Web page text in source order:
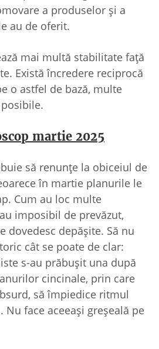
a produselor și a
au de oferit.
mai multă stabilitate față
Există încredere reciprocă
o astfel de bază, multe
martie 2025
să renunțe la obiceiul de
în martie planurile le
Cum au loc multe
imposibil de prevăzut,
dovedesc depășite. Să nu
cât se poate de clar:
s-au prăbușit una după
cincinale, prin care
să împiedice ritmul
Nu face aceeași greșeală pe